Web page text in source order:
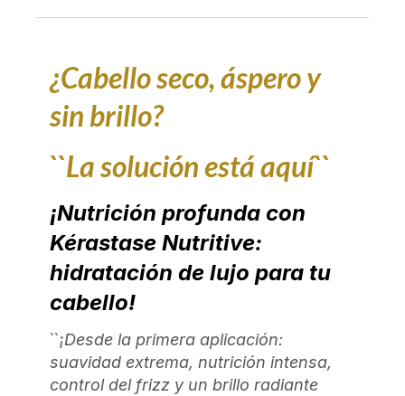
¿Cabello seco, áspero y
sin brillo?
``La solución está aquí``
¡Nutrición profunda con
Kérastase Nutritive:
hidratación de lujo para tu
cabello!
``¡Desde la primera aplicación:
suavidad extrema, nutrición intensa,
control del frizz y un brillo radiante